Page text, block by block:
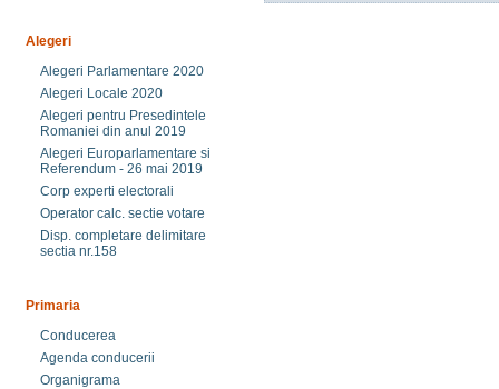
Alegeri
Alegeri Parlamentare 2020
Alegeri Locale 2020
Alegeri pentru Presedintele
Romaniei din anul 2019
Alegeri Europarlamentare si
Referendum - 26 mai 2019
Corp experti electorali
Operator calc. sectie votare
Disp. completare delimitare
sectia nr.158
Primaria
Conducerea
Agenda conducerii
Organigrama